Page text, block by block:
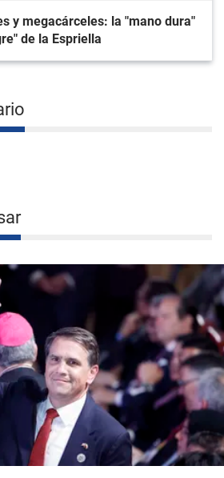
y megacárceles: la "mano dura"
de la Espriella